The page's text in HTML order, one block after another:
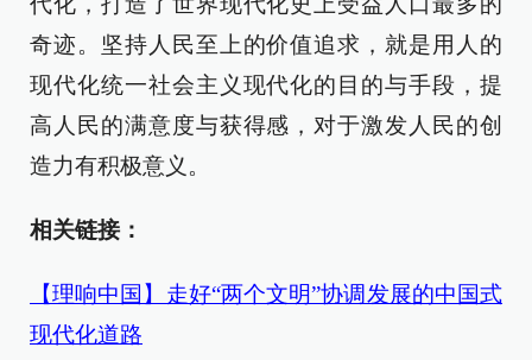
奇迹。坚持人民至上的价值追求，就是用人的
现代化统一社会主义现代化的目的与手段，提
高人民的满意度与获得感，对于激发人民的创
造力有积极意义。
相关链接：
【理响中国】走好“两个文明”协调发展的中国式
现代化道路